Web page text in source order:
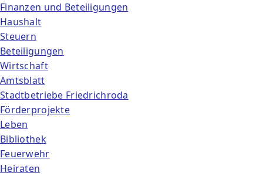
Finanzen und Beteiligungen
Haushalt
Steuern
Beteiligungen
Wirtschaft
Amtsblatt
Stadtbetriebe Friedrichroda
Förderprojekte
Leben
Bibliothek
Feuerwehr
Heiraten